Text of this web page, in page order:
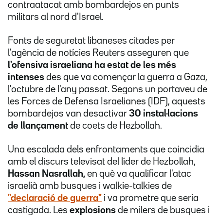
contraatacat amb bombardejos en punts
militars al nord d'Israel.
Fonts de seguretat libaneses citades per
l'agència de notícies Reuters asseguren que
l'ofensiva israeliana ha estat de les més
intenses des que va començar la guerra a Gaza,
l'octubre de l'any passat. Segons un portaveu de
les Forces de Defensa Israelianes (IDF), aquests
bombardejos van desactivar 30 instal·lacions
de llançament de coets de Hezbollah.
Una escalada dels enfrontaments que coincidia
amb el discurs televisat del líder de Hezbollah,
Hassan Nasrallah, en què va qualificar l'atac
israelià amb busques i walkie-talkies de
"declaració de guerra" i va prometre que seria
castigada. Les explosions de milers de busques i